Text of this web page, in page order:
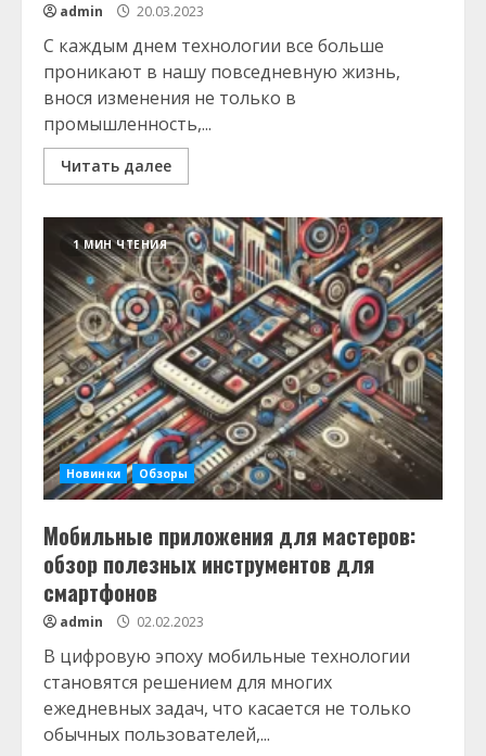
admin 20.03.2023
С каждым днем технологии все больше
проникают в нашу повседневную жизнь,
внося изменения не только в
промышленность,...
Читать далее
1 МИН ЧТЕНИЯ
Новинки Обзоры
Мобильные приложения для мастеров:
обзор полезных инструментов для
смартфонов
admin 02.02.2023
В цифровую эпоху мобильные технологии
становятся решением для многих
ежедневных задач, что касается не только
обычных пользователей,...